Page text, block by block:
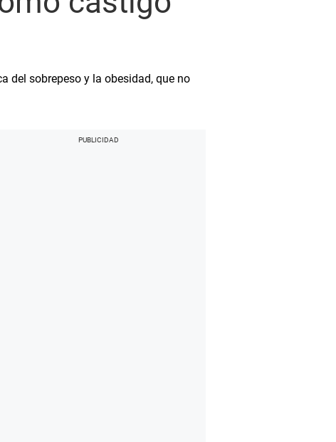
del sobrepeso y la obesidad, que no